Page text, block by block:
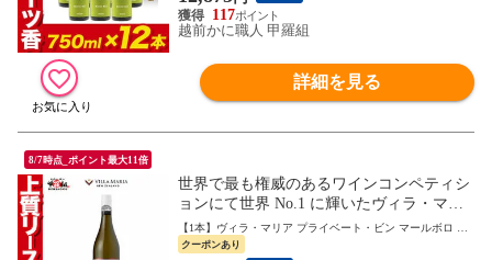
117
越前かに職人 甲羅組
詳細を見る
8/7時点_ポイント最大11倍
世界で最も権威のあるワインコンペティシ
ョンにて世界 No.1 に輝いたヴィラ・マリ
アのリースリングワイン ヴィラ・マリア
プライベート・ビン マールボロ リースリ
【1本】ヴィラ・マリア プライベート・ビン マールボロ リ
ースリング
クーポンあり